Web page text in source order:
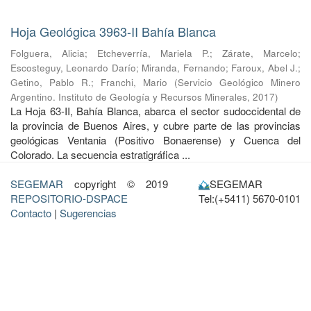
Hoja Geológica 3963-II Bahía Blanca
Folguera, Alicia; Etcheverría, Mariela P.; Zárate, Marcelo;
Escosteguy, Leonardo Darío; Miranda, Fernando; Faroux, Abel J.;
Getino, Pablo R.; Franchi, Mario (Servicio Geológico Minero
Argentino. Instituto de Geología y Recursos Minerales, 2017)
La Hoja 63-II, Bahía Blanca, abarca el sector sudoccidental de
la provincia de Buenos Aires, y cubre parte de las provincias
geológicas Ventania (Positivo Bonaerense) y Cuenca del
Colorado. La secuencia estratigráfica ...
SEGEMAR copyright © 2019
REPOSITORIO-DSPACE
Contacto | Sugerencias
SEGEMAR
Tel:(+5411) 5670-0101